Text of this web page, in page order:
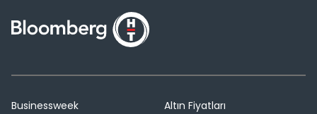
Businessweek
Altın Fiyatları